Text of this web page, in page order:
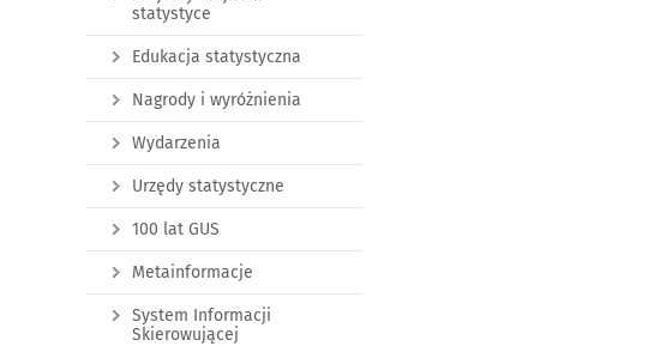
statystyce
Edukacja statystyczna
Nagrody i wyróżnienia
Wydarzenia
Urzędy statystyczne
100 lat GUS
Metainformacje
System Informacji
Skierowującej